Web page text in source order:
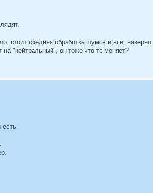
стоит средняя обработка шумов и все, наверно.
на "нейтральный", он тоже что-то меняет?
есть.